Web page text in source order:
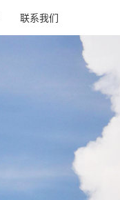
联系我们